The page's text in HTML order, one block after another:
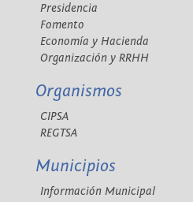
Presidencia
Fomento
Economía y Hacienda
Organización y RRHH
Organismos
CIPSA
REGTSA
Municipios
Información Municipal